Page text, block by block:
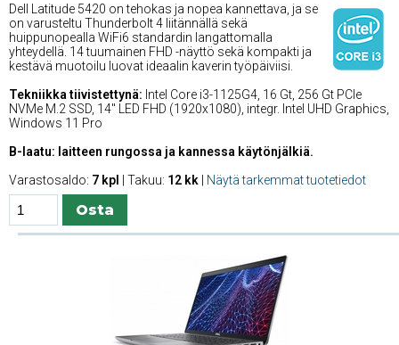
Dell Latitude 5420 on tehokas ja nopea kannettava, ja se
on varusteltu Thunderbolt 4 liitännällä sekä
huippunopealla WiFi6 standardin langattomalla
yhteydellä. 14 tuumainen FHD -näyttö sekä kompakti ja
kestävä muotoilu luovat ideaalin kaverin työpäiviisi.
Tekniikka tiivistettynä: Intel Core i3-1125G4, 16 Gt, 256 Gt PCIe
NVMe M.2 SSD, 14'' LED FHD (1920x1080), integr. Intel UHD Graphics,
Windows 11 Pro
B-laatu: laitteen rungossa ja kannessa käytönjälkiä.
Varastosaldo: 7 kpl | Takuu: 12 kk Näytä tarkemmat tuotetiedot